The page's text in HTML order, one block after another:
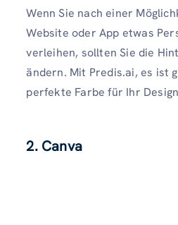
Wenn Sie nach einer
Website oder App etwas
verleihen, sollten Sie die
ändern. Mit Predis.ai, es ist
perfekte Farbe für Ihr
2. Canva